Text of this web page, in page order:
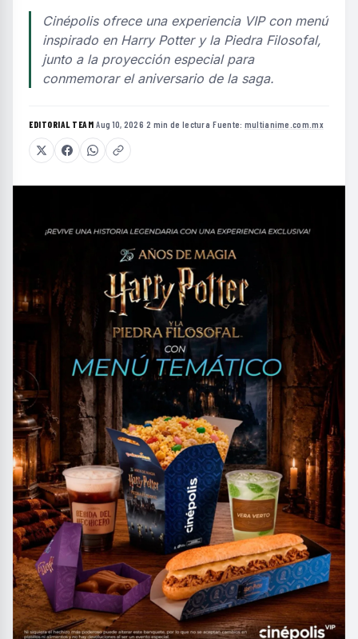
Cinépolis ofrece una experiencia VIP con menú
inspirado en Harry Potter y la Piedra Filosofal,
junto a la proyección especial para
conmemorar el aniversario de la saga.
EDITORIAL TEAM·Aug 10, 2026·2 min de lectura·Fuente: multianime.com.mx